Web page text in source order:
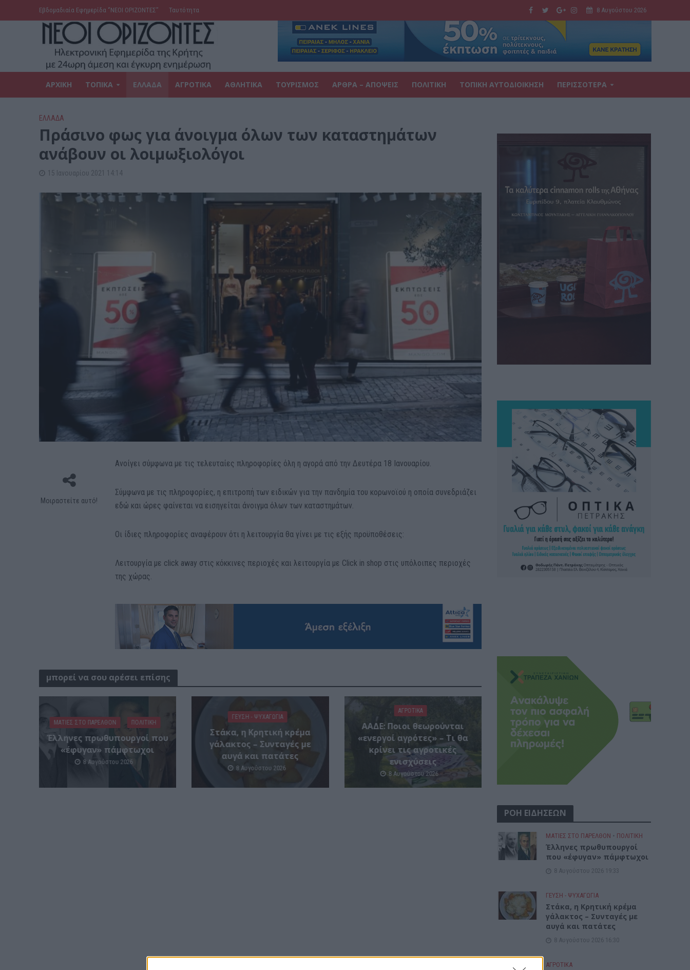
Εβδομαδιαία Εφημερίδα ‘’ΝΕΟΙ ΟΡΙΖΟΝΤΕΣ’’ Ταυτότητα 8 Αυγούστου 2026
ΑΡΧΙΚΗ ΤΟΠΙΚΑ ΕΛΛΑΔΑ ΑΓΡΟΤΙΚΑ ΑΘΛΗΤΙΚΑ ΤΟΥΡΙΣΜΟΣ ΑΡΘΡΑ – ΑΠΟΨΕΙΣ ΠΟΛΙΤΙΚΗ ΤΟΠΙΚΗ ΑΥΤΟΔΙΟΙΚΗΣΗ ΠΕΡΙΣΣΟΤΕΡΑ
ΕΛΛΑΔΑ
Πράσινο φως για άνοιγμα όλων των καταστημάτων
ανάβουν οι λοιμωξιολόγοι
15 Ιανουαρίου 2021 14:14
Μοιραστείτε αυτό!
Ανοίγει σύμφωνα με τις τελευταίες πληροφορίες όλη η αγορά από την Δευτέρα 18 Ιανουαρίου.
Σύμφωνα με τις πληροφορίες, η επιτροπή των ειδικών για την πανδημία του κορωνοϊού η οποία συνεδριάζει
εδώ και ώρες φαίνεται να εισηγείται άνοιγμα όλων των καταστημάτων.
Οι ίδιες πληροφορίες αναφέρουν ότι η λειτουργία θα γίνει με τις εξής προϋποθέσεις:
Λειτουργία με click away στις κόκκινες περιοχές και λειτουργία με Click in shop στις υπόλοιπες περιοχές
της χώρας.
μπορεί να σου αρέσει επίσης
ΜΑΤΙΕΣ ΣΤΟ ΠΑΡΕΛΘΟΝ ΠΟΛΙΤΙΚΗ
Έλληνες πρωθυπουργοί που
«έφυγαν» πάμφτωχοι
8 Αυγούστου 2026
ΓΕΎΣΗ - ΨΥΧΑΓΩΓΊΑ
Στάκα, η Κρητική κρέμα
γάλακτος – Συνταγές με
αυγά και πατάτες
8 Αυγούστου 2026
ΑΓΡΟΤΙΚΑ
ΑΑΔΕ: Ποιοι θεωρούνται
«ενεργοί αγρότες» – Τι θα
κρίνει τις αγροτικές
ενισχύσεις
8 Αυγούστου 2026
ΡΟΗ ΕΙΔΗΣΕΩΝ
ΜΑΤΙΕΣ ΣΤΟ ΠΑΡΕΛΘΟΝ • ΠΟΛΙΤΙΚΗ
Έλληνες πρωθυπουργοί
που «έφυγαν» πάμφτωχοι
8 Αυγούστου 2026 19:33
ΓΕΎΣΗ - ΨΥΧΑΓΩΓΊΑ
Στάκα, η Κρητική κρέμα
γάλακτος – Συνταγές με
αυγά και πατάτες
8 Αυγούστου 2026 16:30
ΑΓΡΟΤΙΚΑ